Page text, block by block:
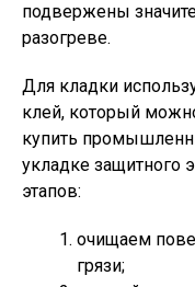
подвержены
разогреве.
Для кладки
клей, который
купить
укладке защитного
этапов:
очищаем
грязи;